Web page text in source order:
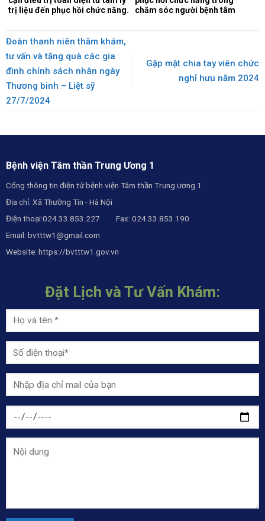
trị liệu đến phục hồi chức năng.
chăm sóc người bệnh tâm
Đoàn thanh niên thăm khám,
tư vấn và tặng quà các gia
đình chính sách nhân ngày
Thương binh – Liệt sỹ
27/7/2024
Gặp mặt chia tay viên chức
nghỉ hưu năm 2024
Bệnh viện Tâm thần Trung Ương 1
Cổng thông tin điện tử bệnh viện Tâm thần Trung ương 1
Địa chỉ: Xã Thường Tín - Hà Nội
Điện thoại:024.33.853.227 Fax: 024.33.853.190
Email: bvtttw1@gmail.com
Website: https://bvtttw1.gov.vn
Đặt Lịch và Tư Vấn Khám: